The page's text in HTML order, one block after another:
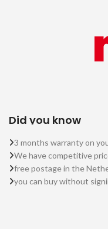
Did you know
3 months warranty on
We have competitive
free postage in the
you can buy without